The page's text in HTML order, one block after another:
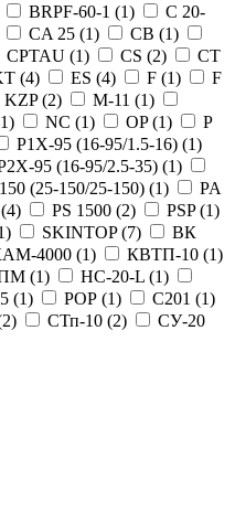
BRPF-60-1 (1)
C 20-
CA 25 (1) CB (1)
CPTAU (1) CS (2)
CT
(4) ES (4) F (1)
F
KZP (2) M-11 (1)
1) NC (1) OP (1)
P
P1X-95 (16-95/1.5-16) (1)
95 (16-95/2.5-35) (1)
(25-150/25-150) (1)
PA
4) PS 1500 (2) PSP (1)
) SKINTOP (7)
ВК
4000 (1) КВТП-10 (1)
(1) НС-20-L (1)
(1) РОР (1) С201 (1)
2) СТп-10 (2)
СУ-20